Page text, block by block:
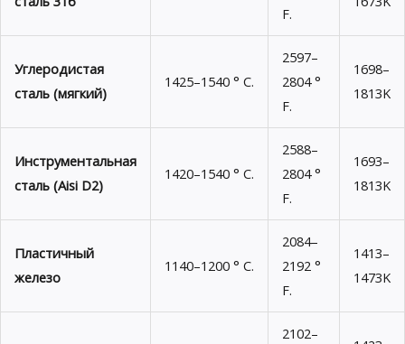
F.
Углеродистая
сталь (мягкий)
1425–1540 ° C.
2597–
2804 °
F.
1698–
1813K
Инструментальная
сталь (Aisi D2)
1420–1540 ° C.
2588–
2804 °
F.
1693–
1813K
Пластичный
железо
1140–1200 ° C.
2084–
2192 °
F.
1413–
1473K
2102–